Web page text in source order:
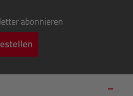
abonnieren